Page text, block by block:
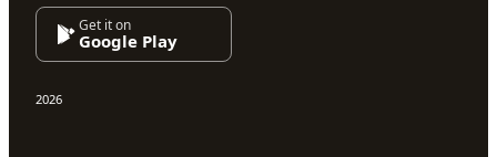
Get it on
Google Play